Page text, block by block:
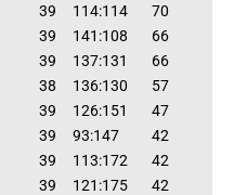
39 114:114
70
39 141:108
66
39 137:131
66
38 136:130
57
39 126:151
47
39 93:147
42
39 113:172
42
39 121:175
42